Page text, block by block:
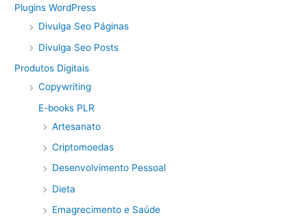
Plugins WordPress
Divulga Seo Páginas
Divulga Seo Posts
Produtos Digitais
Copywriting
E-books PLR
Artesanato
Criptomoedas
Desenvolvimento Pessoal
Dieta
Emagrecimento e Saúde